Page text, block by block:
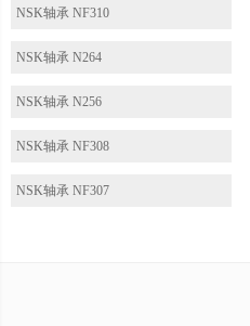
NSK轴承 NF310
NSK轴承 N264
NSK轴承 N256
NSK轴承 NF308
NSK轴承 NF307